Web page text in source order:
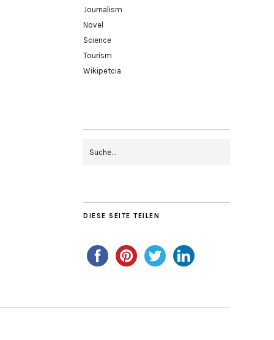
Journalism
Novel
Science
Tourism
Wikipetcia
DIESE SEITE TEILEN